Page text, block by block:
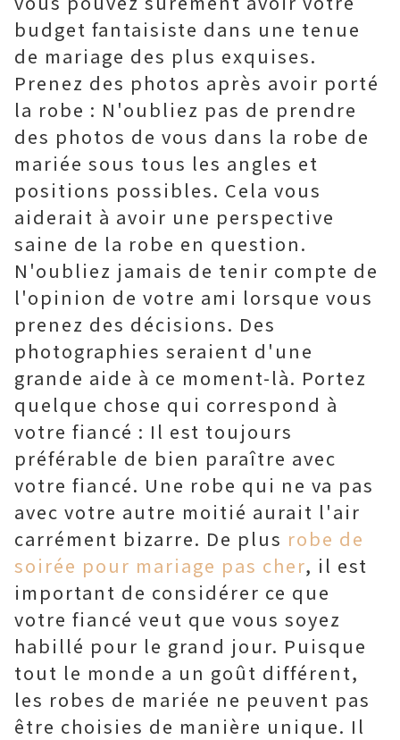
budget fantaisiste dans une tenue
de mariage des plus exquises.
Prenez des photos après avoir porté
la robe : N'oubliez pas de prendre
des photos de vous dans la robe de
mariée sous tous les angles et
positions possibles. Cela vous
aiderait à avoir une perspective
saine de la robe en question.
N'oubliez jamais de tenir compte de
l'opinion de votre ami lorsque vous
prenez des décisions. Des
photographies seraient d'une
grande aide à ce moment-là. Portez
quelque chose qui correspond à
votre fiancé : Il est toujours
préférable de bien paraître avec
votre fiancé. Une robe qui ne va pas
avec votre autre moitié aurait l'air
carrément bizarre. De plus robe de
soirée pour mariage pas cher, il est
important de considérer ce que
votre fiancé veut que vous soyez
habillé pour le grand jour. Puisque
tout le monde a un goût différent,
les robes de mariée ne peuvent pas
être choisies de manière unique. Il